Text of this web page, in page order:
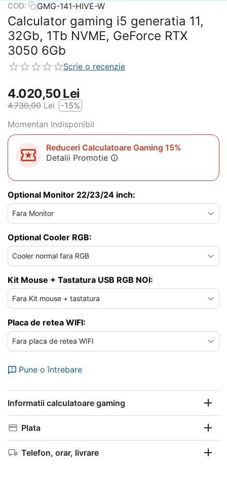
COD: GMG-141-HIVE-W
Calculator gaming i5 generatia 11,
32Gb, 1Tb NVME, GeForce RTX
3050 6Gb
Scrie o recenzie
4.020,50Lei
4.730,00 Lei
-15%
Momentan Indisponibil
Reduceri Calculatoare Gaming 15%
Detalii Promotie
Optional Monitor 22/23/24 inch:
Optional Cooler RGB:
Kit Mouse + Tastatura USB RGB NOI:
Placa de retea WIFI:
Pune o întrebare
Informatii calculatoare gaming
Plata
Telefon, orar, livrare